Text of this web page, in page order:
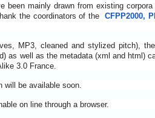
been mainly drawn from existing
the coordinators of the
CFPP2000,
MP3, cleaned and stylized pitch),
as well as the metadata (xml and html)
3.0 France.
will be available soon.
on line through a browser.